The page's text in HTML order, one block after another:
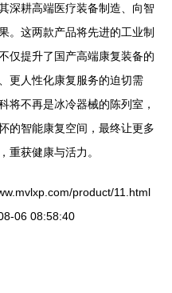
深耕高端医疗装备制造、向智
。这两款产品将先进的工业制
仅提升了国产高端康复装备的
更人性化康复服务的迫切需
将不再是冰冷器械的陈列室，
的智能康复空间，最终让更多
重获健康与活力。
product/11.html
06 08:58:40